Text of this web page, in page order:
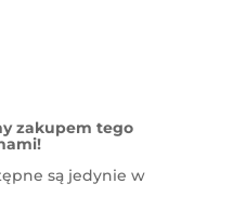
zakupem tego
są jedynie w